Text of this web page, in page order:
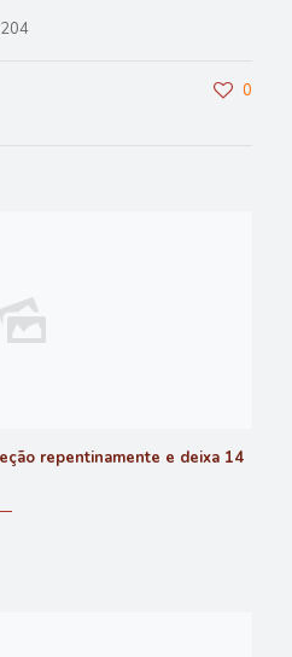
204
0
repentinamente e deixa 14